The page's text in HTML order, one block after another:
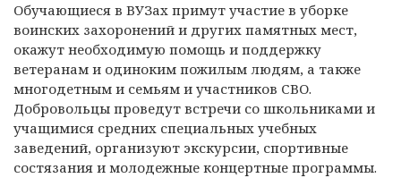
Обучающиеся в ВУЗах примут участие в уборке
воинских захоронений и других памятных мест,
окажут необходимую помощь и поддержку
ветеранам и одиноким пожилым людям, а также
многодетным и семьям и участников СВО.
Добровольцы проведут встречи со школьниками и
учащимися средних специальных учебных
заведений, организуют экскурсии, спортивные
состязания и молодежные концертные программы.